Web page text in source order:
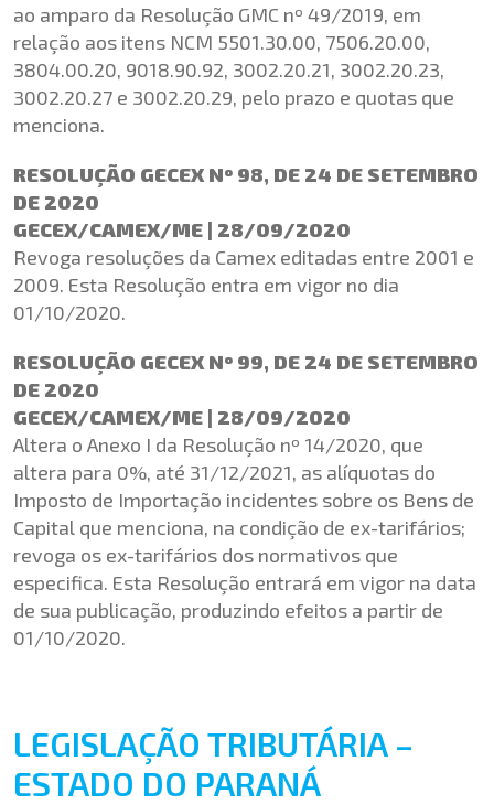
ao amparo da Resolução GMC nº 49/2019, em
relação aos itens NCM 5501.30.00, 7506.20.00,
3804.00.20, 9018.90.92, 3002.20.21, 3002.20.23,
3002.20.27 e 3002.20.29, pelo prazo e quotas que
menciona.
RESOLUÇÃO GECEX Nº 98, DE 24 DE SETEMBRO
DE 2020
GECEX/CAMEX/ME | 28/09/2020
Revoga resoluções da Camex editadas entre 2001 e
2009. Esta Resolução entra em vigor no dia
01/10/2020.
RESOLUÇÃO GECEX Nº 99, DE 24 DE SETEMBRO
DE 2020
GECEX/CAMEX/ME | 28/09/2020
Altera o Anexo I da Resolução nº 14/2020, que
altera para 0%, até 31/12/2021, as alíquotas do
Imposto de Importação incidentes sobre os Bens de
Capital que menciona, na condição de ex-tarifários;
revoga os ex-tarifários dos normativos que
especifica. Esta Resolução entrará em vigor na data
de sua publicação, produzindo efeitos a partir de
01/10/2020.
LEGISLAÇÃO TRIBUTÁRIA –
ESTADO DO PARANÁ